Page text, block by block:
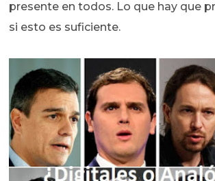
presente en todos. Lo que hay que
si esto es suficiente.